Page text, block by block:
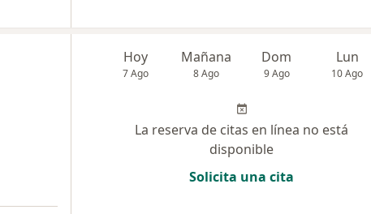
Hoy
7 Ago
Mañana
8 Ago
Dom
9 Ago
Lun
10 Ago
La reserva de citas en línea no está
disponible
Solicita una cita